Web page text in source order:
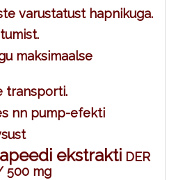
varustatust hapnikuga.
maksimaalse
transporti.
nn pump-efekti
ekstrakti DER
500 mg